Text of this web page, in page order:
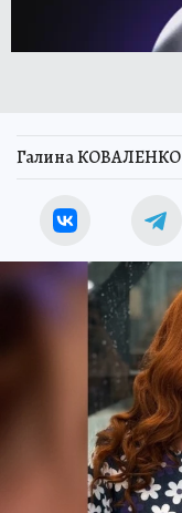
Галина КОВАЛЕНКО